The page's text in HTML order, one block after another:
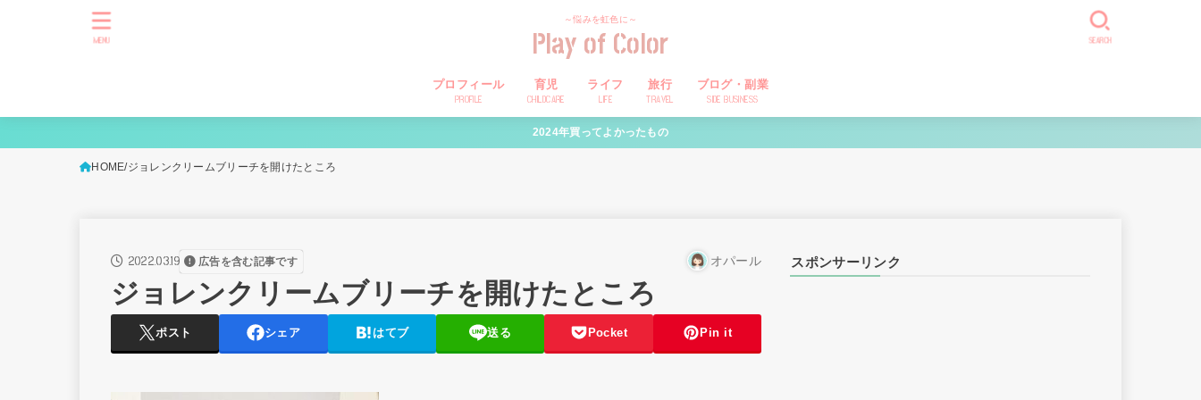
～悩みを虹色に～
Play of Color
プロフィール
PROFILE
育児
CHILDCARE
ライフ
LIFE
旅行
TRAVEL
ブログ・副業
SIDE BUSINESS
SEARCH
MENU
2024年買ってよかったもの
HOME ジョレンクリームブリーチを開けたところ
2022.03.19 広告を含む記事です オパール
ジョレンクリームブリーチを開けたところ
ポスト シェア はてブ 送る Pocket Pin it
スポンサーリンク